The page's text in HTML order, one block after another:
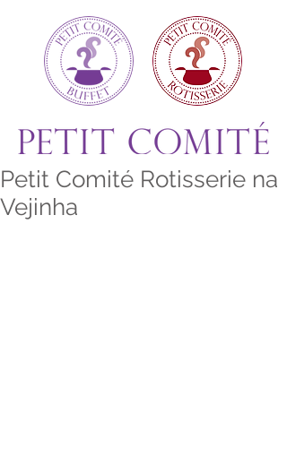
Petit Comité Rotisserie na
Vejinha